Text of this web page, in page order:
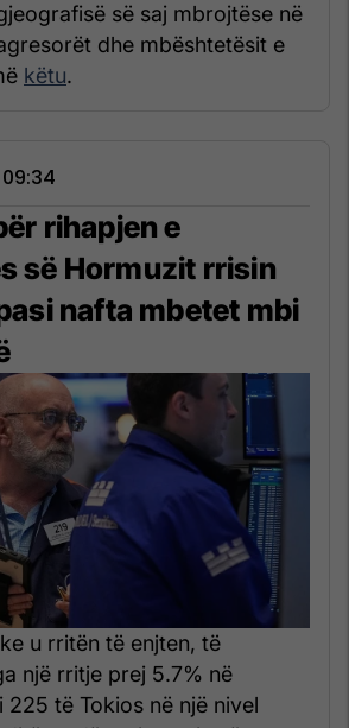
së saj mbrojtëse në
dhe mbështetësit e
këtu.
rihapjen e
së Hormuzit rrisin
nafta mbetet mbi
u rritën të enjten, të
një rritje prej 5.7% në
225 të Tokios në një nivel